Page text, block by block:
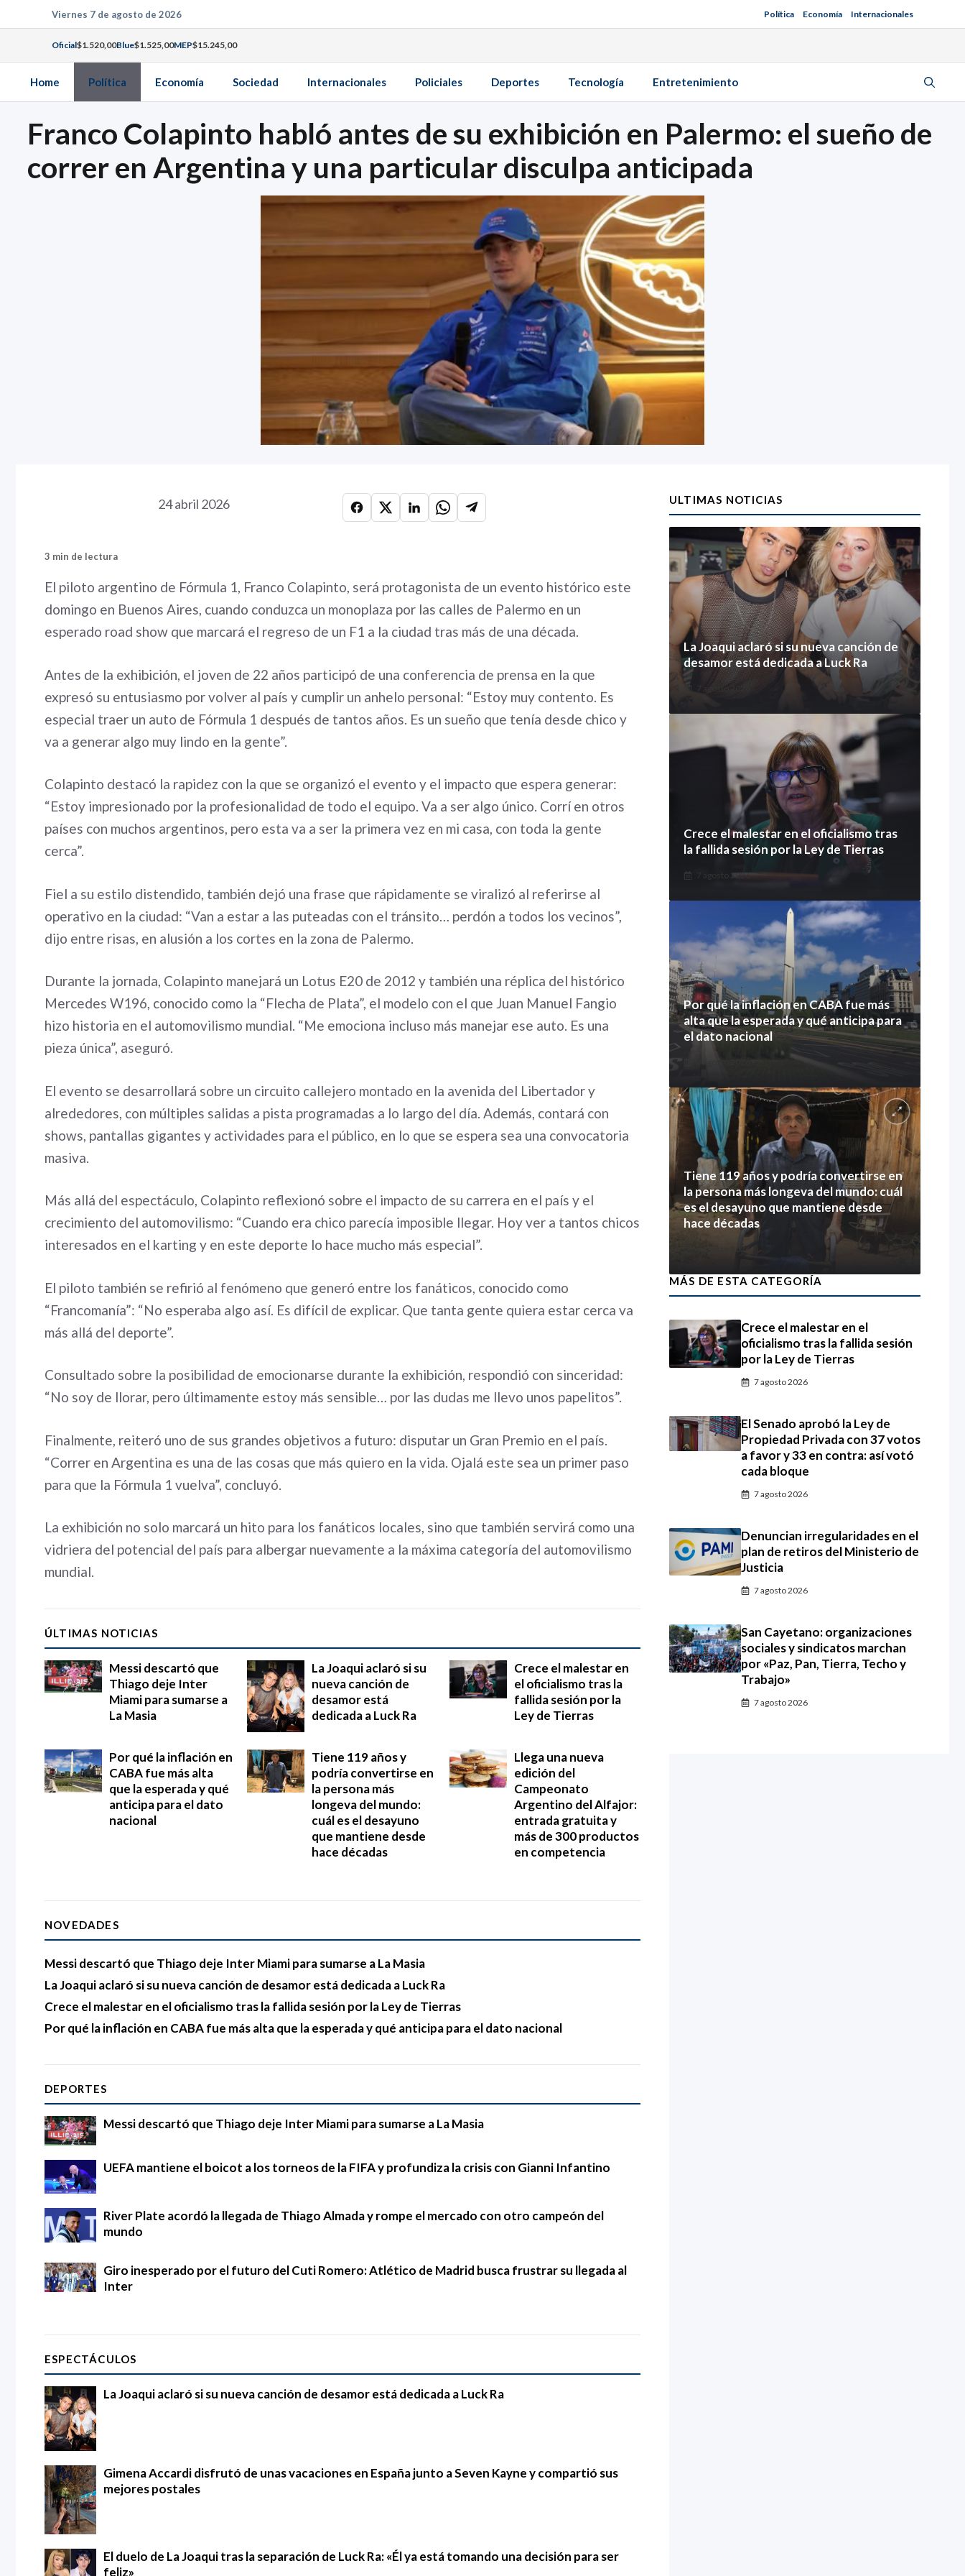
al
contenido
Viernes 7 de agosto de 2026 Política Economía Internacionales
Oficial$1.520,00Blue$1.525,00MEP$15.245,00
Home Política Economía Sociedad Internacionales Policiales Deportes Tecnología Entretenimiento
Franco Colapinto habló antes de su exhibición en Palermo: el sueño de
correr en Argentina y una particular disculpa anticipada
24 abril 2026
3 min de lectura
El piloto argentino de Fórmula 1, Franco Colapinto, será protagonista de un evento histórico este
domingo en Buenos Aires, cuando conduzca un monoplaza por las calles de Palermo en un
esperado road show que marcará el regreso de un F1 a la ciudad tras más de una década.
Antes de la exhibición, el joven de 22 años participó de una conferencia de prensa en la que
expresó su entusiasmo por volver al país y cumplir un anhelo personal: “Estoy muy contento. Es
especial traer un auto de Fórmula 1 después de tantos años. Es un sueño que tenía desde chico y
va a generar algo muy lindo en la gente”.
Colapinto destacó la rapidez con la que se organizó el evento y el impacto que espera generar:
“Estoy impresionado por la profesionalidad de todo el equipo. Va a ser algo único. Corrí en otros
países con muchos argentinos, pero esta va a ser la primera vez en mi casa, con toda la gente
cerca”.
Fiel a su estilo distendido, también dejó una frase que rápidamente se viralizó al referirse al
operativo en la ciudad: “Van a estar a las puteadas con el tránsito… perdón a todos los vecinos”,
dijo entre risas, en alusión a los cortes en la zona de Palermo.
Durante la jornada, Colapinto manejará un Lotus E20 de 2012 y también una réplica del histórico
Mercedes W196, conocido como la “Flecha de Plata”, el modelo con el que Juan Manuel Fangio
hizo historia en el automovilismo mundial. “Me emociona incluso más manejar ese auto. Es una
pieza única”, aseguró.
El evento se desarrollará sobre un circuito callejero montado en la avenida del Libertador y
alrededores, con múltiples salidas a pista programadas a lo largo del día. Además, contará con
shows, pantallas gigantes y actividades para el público, en lo que se espera sea una convocatoria
masiva.
Más allá del espectáculo, Colapinto reflexionó sobre el impacto de su carrera en el país y el
crecimiento del automovilismo: “Cuando era chico parecía imposible llegar. Hoy ver a tantos chicos
interesados en el karting y en este deporte lo hace mucho más especial”.
El piloto también se refirió al fenómeno que generó entre los fanáticos, conocido como
“Francomanía”: “No esperaba algo así. Es difícil de explicar. Que tanta gente quiera estar cerca va
más allá del deporte”.
Consultado sobre la posibilidad de emocionarse durante la exhibición, respondió con sinceridad:
“No soy de llorar, pero últimamente estoy más sensible… por las dudas me llevo unos papelitos”.
Finalmente, reiteró uno de sus grandes objetivos a futuro: disputar un Gran Premio en el país.
“Correr en Argentina es una de las cosas que más quiero en la vida. Ojalá este sea un primer paso
para que la Fórmula 1 vuelva”, concluyó.
La exhibición no solo marcará un hito para los fanáticos locales, sino que también servirá como una
vidriera del potencial del país para albergar nuevamente a la máxima categoría del automovilismo
mundial.
ÚLTIMAS NOTICIAS
Messi descartó que
Thiago deje Inter
Miami para sumarse a
La Masia
La Joaqui aclaró si su
nueva canción de
desamor está
dedicada a Luck Ra
Crece el malestar en
el oficialismo tras la
fallida sesión por la
Ley de Tierras
Por qué la inflación en
CABA fue más alta
que la esperada y qué
anticipa para el dato
nacional
Tiene 119 años y
podría convertirse en
la persona más
longeva del mundo:
cuál es el desayuno
que mantiene desde
hace décadas
Llega una nueva
edición del
Campeonato
Argentino del Alfajor:
entrada gratuita y
más de 300 productos
en competencia
NOVEDADES
Messi descartó que Thiago deje Inter Miami para sumarse a La Masia
La Joaqui aclaró si su nueva canción de desamor está dedicada a Luck Ra
Crece el malestar en el oficialismo tras la fallida sesión por la Ley de Tierras
Por qué la inflación en CABA fue más alta que la esperada y qué anticipa para el dato nacional
DEPORTES
Messi descartó que Thiago deje Inter Miami para sumarse a La Masia
UEFA mantiene el boicot a los torneos de la FIFA y profundiza la crisis con Gianni Infantino
River Plate acordó la llegada de Thiago Almada y rompe el mercado con otro campeón del
mundo
Giro inesperado por el futuro del Cuti Romero: Atlético de Madrid busca frustrar su llegada al
Inter
ESPECTÁCULOS
La Joaqui aclaró si su nueva canción de desamor está dedicada a Luck Ra
Gimena Accardi disfrutó de unas vacaciones en España junto a Seven Kayne y compartió sus
mejores postales
El duelo de La Joaqui tras la separación de Luck Ra: «Él ya está tomando una decisión para ser
feliz»
ULTIMAS NOTICIAS
La Joaqui aclaró si su nueva canción de
desamor está dedicada a Luck Ra
7 agosto 2026
Crece el malestar en el oficialismo tras
la fallida sesión por la Ley de Tierras
7 agosto 2026
Por qué la inflación en CABA fue más
alta que la esperada y qué anticipa para
el dato nacional
Tiene 119 años y podría convertirse en
la persona más longeva del mundo: cuál
es el desayuno que mantiene desde
hace décadas
7 agosto 2026
MÁS DE ESTA CATEGORÍA
Crece el malestar en el
oficialismo tras la fallida sesión
por la Ley de Tierras
7 agosto 2026
El Senado aprobó la Ley de
Propiedad Privada con 37 votos
a favor y 33 en contra: así votó
cada bloque
7 agosto 2026
Denuncian irregularidades en el
plan de retiros del Ministerio de
Justicia
7 agosto 2026
San Cayetano: organizaciones
sociales y sindicatos marchan
por «Paz, Pan, Tierra, Techo y
Trabajo»
7 agosto 2026